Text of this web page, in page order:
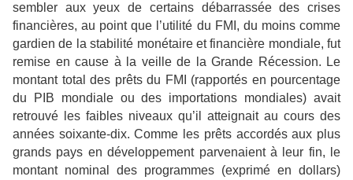
sembler aux yeux de certains débarrassée des crises
financières, au point que l’utilité du FMI, du moins comme
gardien de la stabilité monétaire et financière mondiale, fut
remise en cause à la veille de la Grande Récession. Le
montant total des prêts du FMI (rapportés en pourcentage
du PIB mondiale ou des importations mondiales) avait
retrouvé les faibles niveaux qu’il atteignait au cours des
années soixante-dix. Comme les prêts accordés aux plus
grands pays en développement parvenaient à leur fin, le
montant nominal des programmes (exprimé en dollars)